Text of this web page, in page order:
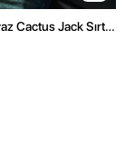
Cactus Jack Sırt